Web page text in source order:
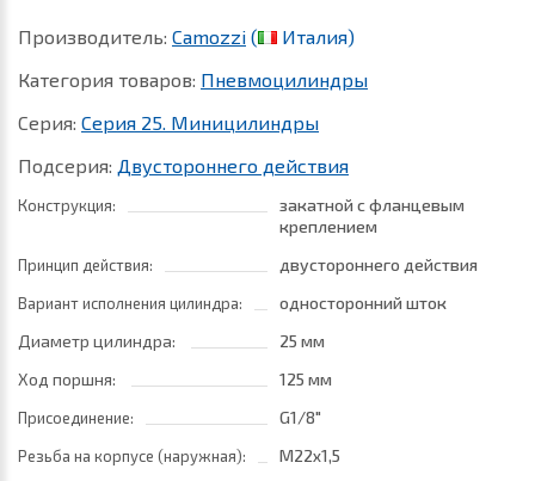
Производитель: Camozzi (
Италия)
Категория товаров: Пневмоцилиндры
Серия: Серия 25. Миницилиндры
Подсерия: Двустороннего действия
Конструкция:
закатной с фланцевым
креплением
Принцип действия: двустороннего действия
Вариант исполнения цилиндра:
односторонний шток
Диаметр цилиндра:
25 мм
Ход поршня:
125 мм
Присоединение: G1/8"
Резьба на корпусе (наружная): M22x1,5